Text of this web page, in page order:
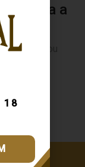
18
para a
categoria ou